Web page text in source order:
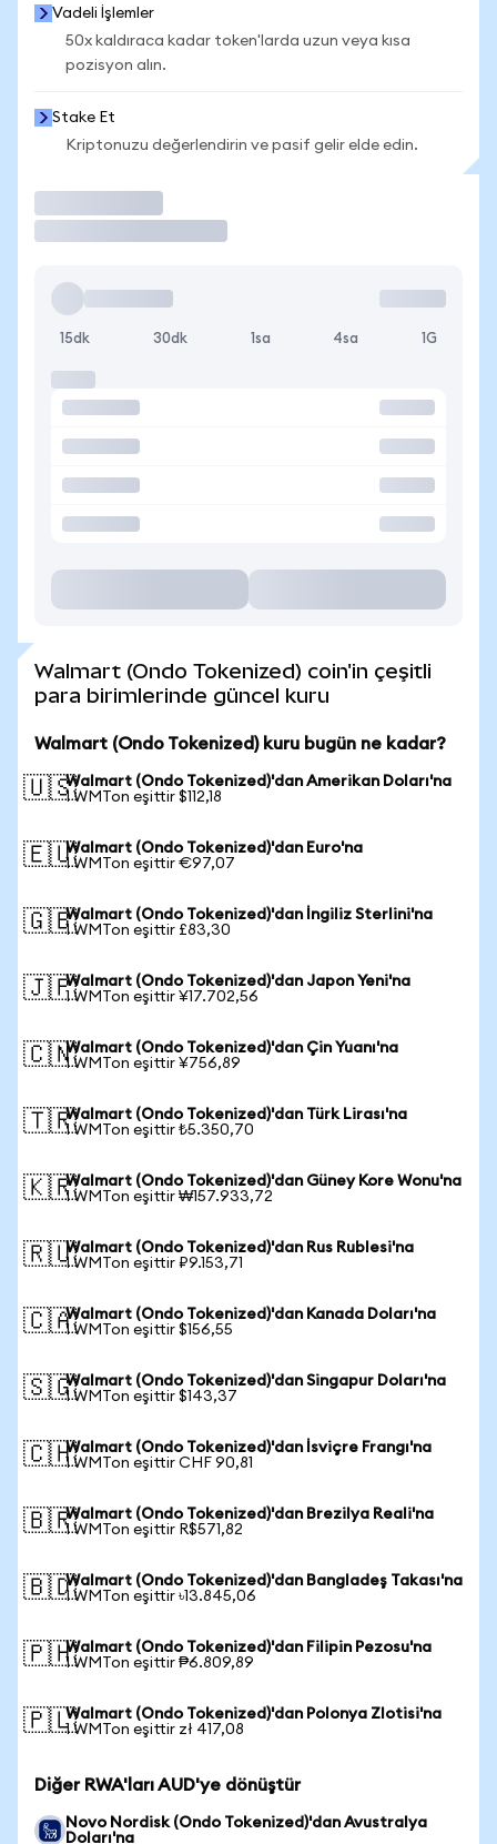
Vadeli İşlemler
50x kaldıraca kadar token'larda uzun veya kısa
pozisyon alın.
Stake Et
Kriptonuzu değerlendirin ve pasif gelir elde edin.
15dk 30dk 1sa 4sa 1G
Walmart (Ondo Tokenized) coin'in çeşitli
para birimlerinde güncel kuru
Walmart (Ondo Tokenized) kuru bugün ne kadar?
🇺🇸Walmart (Ondo Tokenized)'dan Amerikan Doları'na
1 WMTon eşittir $112,18
🇪🇺Walmart (Ondo Tokenized)'dan Euro'na
1 WMTon eşittir €97,07
🇬🇧Walmart (Ondo Tokenized)'dan İngiliz Sterlini'na
1 WMTon eşittir £83,30
🇯🇵Walmart (Ondo Tokenized)'dan Japon Yeni'na
1 WMTon eşittir ¥17.702,56
🇨🇳Walmart (Ondo Tokenized)'dan Çin Yuanı'na
1 WMTon eşittir ¥756,89
🇹🇷Walmart (Ondo Tokenized)'dan Türk Lirası'na
1 WMTon eşittir ₺5.350,70
🇰🇷Walmart (Ondo Tokenized)'dan Güney Kore Wonu'na
1 WMTon eşittir ₩157.933,72
🇷🇺Walmart (Ondo Tokenized)'dan Rus Rublesi'na
1 WMTon eşittir ₽9.153,71
🇨🇦Walmart (Ondo Tokenized)'dan Kanada Doları'na
1 WMTon eşittir $156,55
🇸🇬Walmart (Ondo Tokenized)'dan Singapur Doları'na
1 WMTon eşittir $143,37
🇨🇭Walmart (Ondo Tokenized)'dan İsviçre Frangı'na
1 WMTon eşittir CHF 90,81
🇧🇷Walmart (Ondo Tokenized)'dan Brezilya Reali'na
1 WMTon eşittir R$571,82
🇧🇩Walmart (Ondo Tokenized)'dan Bangladeş Takası'na
1 WMTon eşittir ৳13.845,06
🇵🇭Walmart (Ondo Tokenized)'dan Filipin Pezosu'na
1 WMTon eşittir ₱6.809,89
🇵🇱Walmart (Ondo Tokenized)'dan Polonya Zlotisi'na
1 WMTon eşittir zł 417,08
Diğer RWA'ları AUD'ye dönüştür
Novo Nordisk (Ondo Tokenized)'dan Avustralya
Doları'na